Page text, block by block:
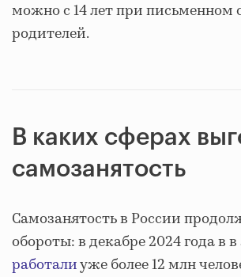
можно с 14 лет при письменном
родителей.
В каких сферах
самозанятость
Самозанятость в России
обороты: в декабре 2024 года в
работалиуже более 12 млн